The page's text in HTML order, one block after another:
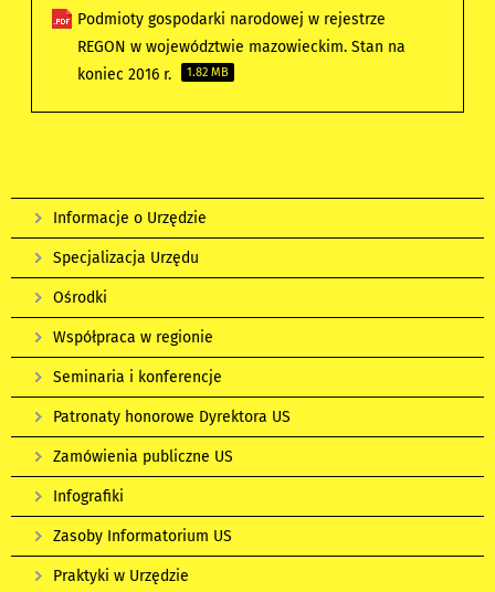
Podmioty gospodarki narodowej w rejestrze
REGON w województwie mazowieckim. Stan na
koniec 2016 r.
1.82 MB
Informacje o Urzędzie
Specjalizacja Urzędu
Ośrodki
Współpraca w regionie
Seminaria i konferencje
Patronaty honorowe Dyrektora US
Zamówienia publiczne US
Infografiki
Zasoby Informatorium US
Praktyki w Urzędzie